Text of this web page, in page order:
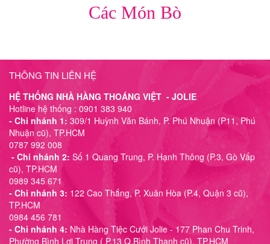
Các Món Bò
THÔNG TIN LIÊN HỆ
HỆ THỐNG NHÀ HÀNG THOÁNG VIỆT - JOLIE
Hotline hệ thống : 0901 383 940
- Chi nhánh 1: 309/1 Huỳnh Văn Bánh, P. Phú Nhuận (P11, Phú
Nhuận cũ), TP.HCM
0787 992 008
- Chi nhánh 2: Số 1 Quang Trung, P. Hạnh Thông (P.3, Gò Vấp
cũ), TP.HCM
0989 345 671
- Chi nhánh 3: 122 Cao Thắng, P. Xuân Hòa (P.4, Quận 3 cũ),
TP.HCM
0984 456 781
- Chi nhánh 4: Nhà Hàng Tiệc Cưới Jolie - 177 Phan Chu Trinh,
Phường Bình Lợi Trung ( P.13 Q.Bình Thạnh cũ), TP.HCM